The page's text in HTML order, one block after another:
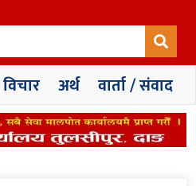
विचार अर्थ वार्ता / संवाद